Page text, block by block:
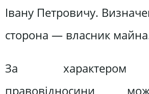
Івану Петровичу.
сторона — власник
За характером
правовідносини